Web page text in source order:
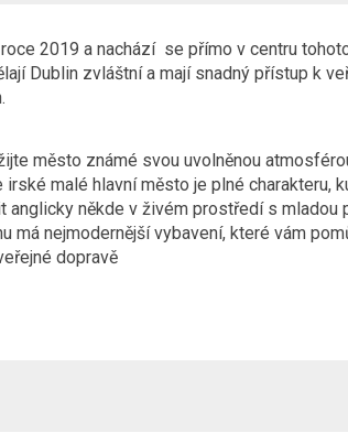
2019 a nachází se přímo v centru
Dublin zvláštní a mají snadný přístup k
město známé svou uvolněnou
malé hlavní město je plné charakteru,
někde v živém prostředí s
má nejmodernější vybavení, které vám
dopravě